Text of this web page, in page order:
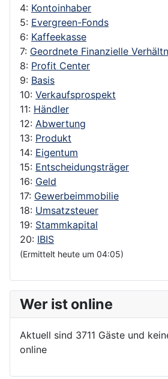
4: Kontoinhaber
5: Evergreen-Fonds
6: Kaffeekasse
7: Geordnete Finanzielle
8: Profit Center
9: Basis
10: Verkaufsprospekt
11: Händler
12: Abwertung
13: Produkt
14: Eigentum
15: Entscheidungsträger
16: Geld
17: Gewerbeimmobilie
18: Umsatzsteuer
19: Stammkapital
20: IBIS
(Ermittelt heute um 04:05)
Wer ist online
Aktuell sind 3711 Gäste und
online